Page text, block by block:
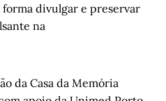
divulgar e preservar
na
da Casa da Memória